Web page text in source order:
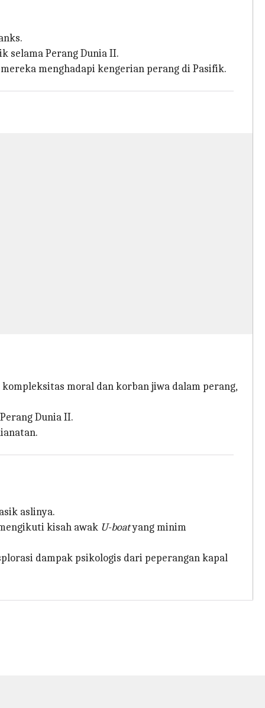
selama Perang Dunia II.
menghadapi kengerian perang di Pasifik.
moral dan korban jiwa dalam perang,
Dunia II.
aslinya.
kisah awak U-boatyang minim
dampak psikologis dari peperangan kapal